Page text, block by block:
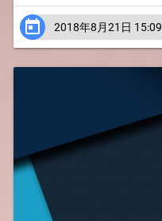
 2018年8月21日 15:09